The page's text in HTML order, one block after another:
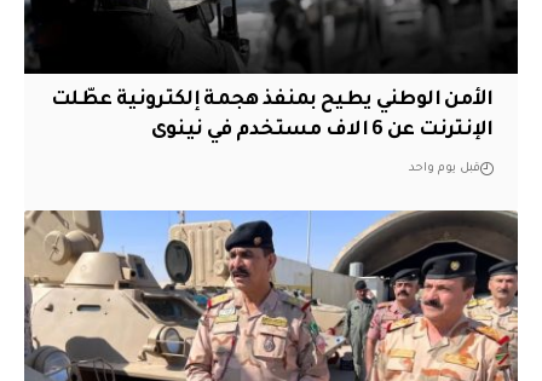
الأمن الوطني يطيح بمنفذ هجمة إلكترونية عطّلت
الإنترنت عن 6 الاف مستخدم في نينوى
قبل يوم واحد